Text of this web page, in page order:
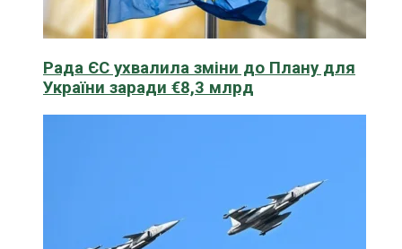
Рада ЄС ухвалила зміни до Плану для
України заради €8,3 млрд